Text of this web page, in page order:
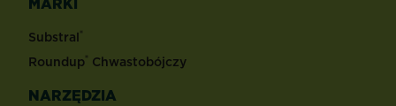
Substral®
Roundup® Chwastobójczy
NARZĘDZIA